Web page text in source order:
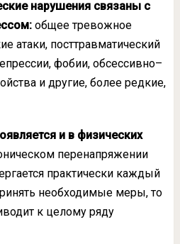
нарушения связаны с
общее тревожное
атаки, посттравматический
фобии, обсессивно–
и другие, более редкие,
и в физических
перенапряжении
практически каждый
необходимые меры, то
к целому ряду